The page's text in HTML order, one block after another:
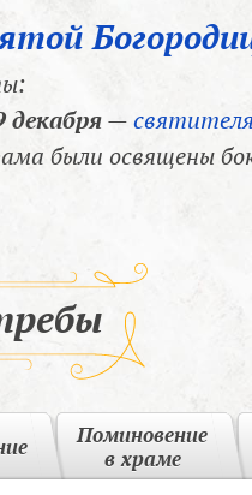
декабря—
были освящены
Поминовение
в храме